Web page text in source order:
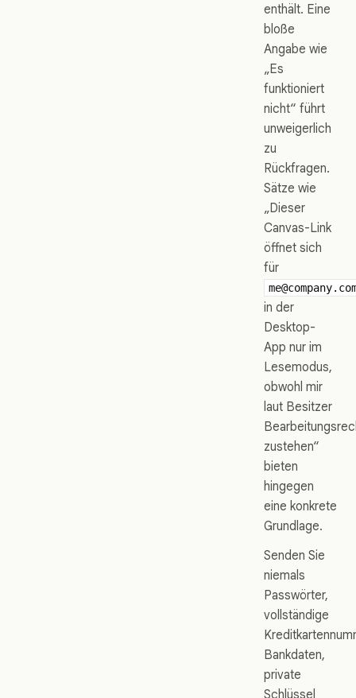
enthält. Eine
bloße
Angabe wie
„Es
funktioniert
nicht“ führt
unweigerlich
zu
Rückfragen.
Sätze wie
„Dieser
Canvas-Link
öffnet sich
für
in der
Desktop-
App nur im
Lesemodus,
obwohl mir
laut Besitzer
zustehen“
bieten
hingegen
eine konkrete
Grundlage.
Senden Sie
niemals
Passwörter,
vollständige
Bankdaten,
private
Schlüssel